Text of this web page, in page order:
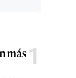
más1